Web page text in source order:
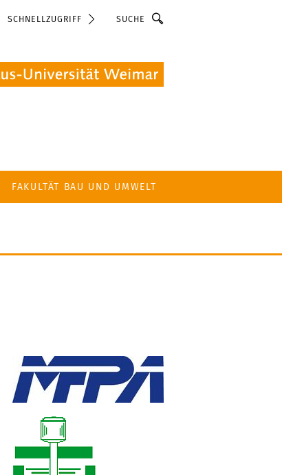
SCHNELLZUGRIFF Suche
FAKULTÄT BAU UND UMWELT